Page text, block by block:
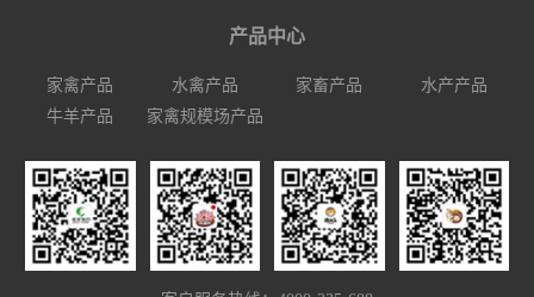
产品中心
家禽产品 水禽产品 家畜产品
水产产品
牛羊产品
家禽规模场产品